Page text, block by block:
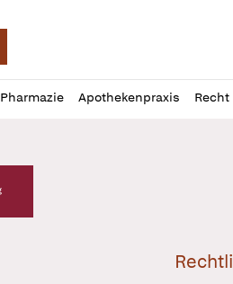
Pharmazie Apothekenpraxis Recht
Verlag Logo